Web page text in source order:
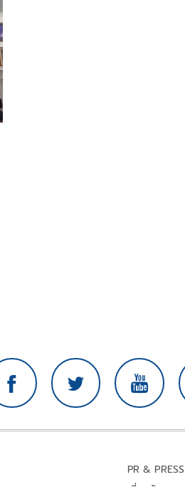
PR & PRESS